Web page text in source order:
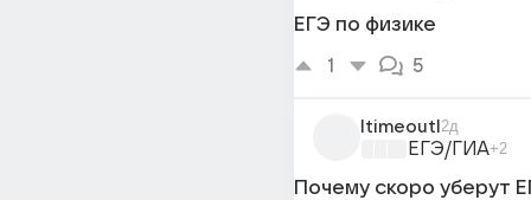
ЕГЭ по физике
1
5
ltimeoutl 2д
ЕГЭ/ГИА+2
Почему скоро уберут